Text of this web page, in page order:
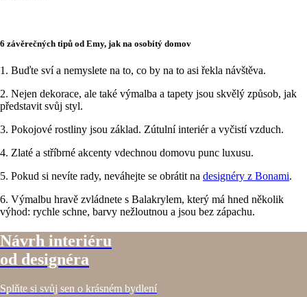
6 závěrečných tipů od Emy, jak na osobitý domov
1. Buďte sví a nemyslete na to, co by na to asi řekla návštěva.
2. Nejen dekorace, ale také výmalba a tapety jsou skvělý způsob, jak
představit svůj styl.
3. Pokojové rostliny jsou základ. Zútulní interiér a vyčistí vzduch.
4. Zlaté a stříbrné akcenty vdechnou domovu punc luxusu.
5. Pokud si nevíte rady, neváhejte se obrátit na designéry z Bonami.
6. Výmalbu hravě zvládnete s Balakrylem, který má hned několik
výhod: rychle schne, barvy nežloutnou a jsou bez zápachu.
Návrh interiéru
od designéra
Splňte si svůj sen o krásném bydlení